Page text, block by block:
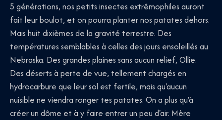
5 générations, nos petits insectes extrêmophiles auront
fait leur boulot, et on pourra planter nos patates dehors.
Mais huit dixièmes de la gravité terrestre. Des
températures semblables à celles des jours ensoleillés au
Nebraska. Des grandes plaines sans aucun relief, Ollie.
Des déserts à perte de vue, tellement chargés en
hydrocarbure que leur sol est fertile, mais qu'aucun
nuisible ne viendra ronger tes patates. On a plus qu'à
créer un dôme et à y faire entrer un peu d'air. Mère